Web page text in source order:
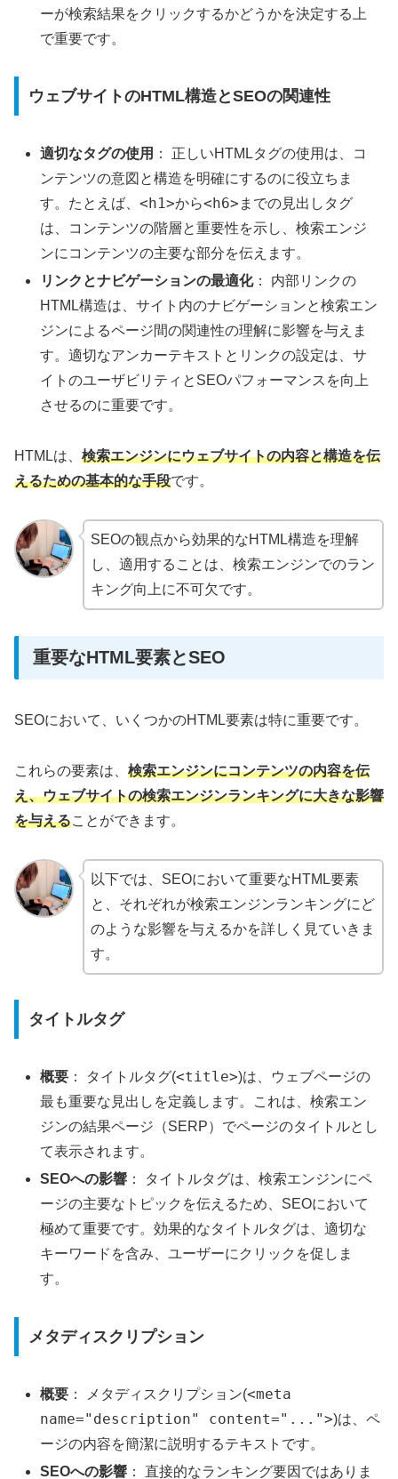
ーが検索結果をクリックするかどうかを決定する上
で重要です。
ウェブサイトのHTML構造とSEOの関連性
適切なタグの使用 ： 正しいHTMLタグの使用は、コ
ンテンツの意図と構造を明確にするのに役立ちま
す。たとえば、<h1>から<h6> までの見出しタグ
は、コンテンツの階層と重要性を示し、検索エンジ
ンにコンテンツの主要な部分を伝えます。
リンクとナビゲーションの最適化： 内部リンクの
HTML構造は、サイト内のナビゲーションと検索エン
ジンによるページ間の関連性の理解に影響を与えま
す。適切なアンカーテキストとリンクの設定は、サ
イトのユーザビリティとSEOパフォーマンスを向上
させるのに重要です。
HTMLは、 検索エンジンにウェブサイトの内容と構造を伝
えるための基本的な手段です。
SEOの観点から効果的なHTML構造を理解
し、適用することは、検索エンジンでのラン
キング向上に不可欠です。
重要なHTML要素とSEO
SEOにおいて、いくつかのHTML要素は特に重要です。
これらの要素は、 検索エンジンにコンテンツの内容を伝
え、ウェブサイトの検索エンジンランキングに大きな影響
を与えることができます。
以下では、SEOにおいて重要なHTML要素
と、それぞれが検索エンジンランキングにど
のような影響を与えるかを詳しく見ていきま
す。
タイトルタグ
概要 ： タイトルタグ(<title>)は、ウェブページの
最も重要な見出しを定義します。これは、検索エン
ジンの結果ページ（SERP）でページのタイトルとし
て表示されます。
SEOへの影響 ： タイトルタグは、検索エンジンにペ
ージの主要なトピックを伝えるため、SEOにおいて
極めて重要です。効果的なタイトルタグは、適切な
キーワードを含み、ユーザーにクリックを促しま
す。
メタディスクリプション
概要 ： メタディスクリプション(<meta
name="description" content="...">)は、ペ
ージの内容を簡潔に説明するテキストです。
SEOへの影響 ： 直接的なランキング要因ではありま